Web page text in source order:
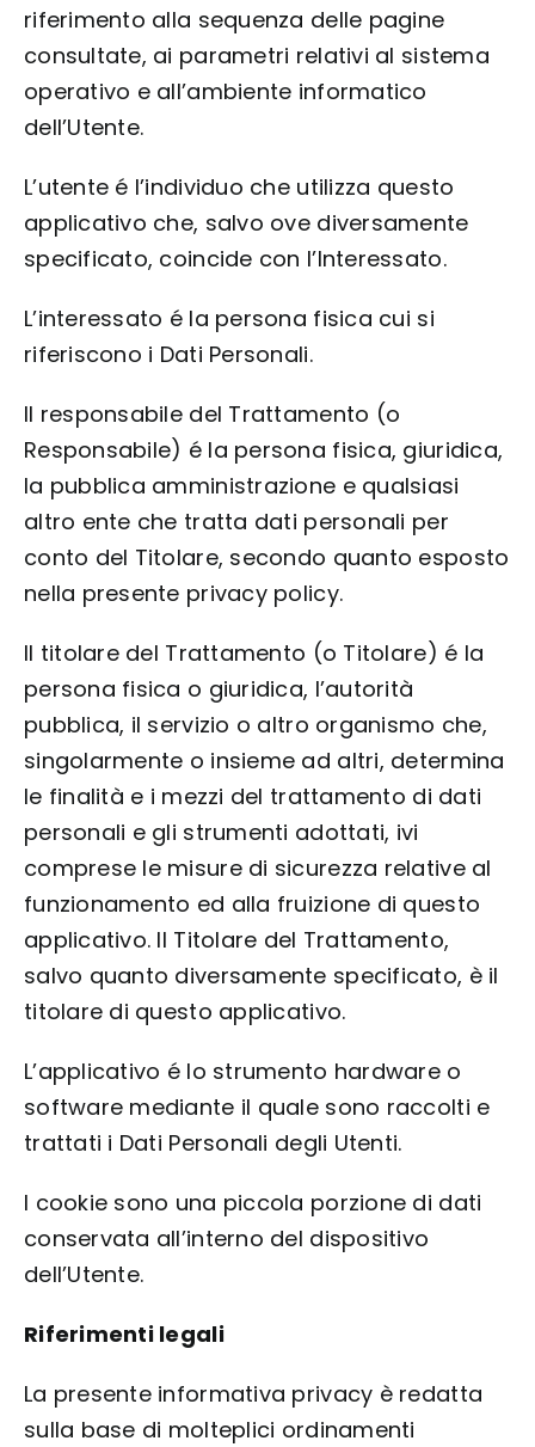
riferimento alla sequenza delle pagine
consultate, ai parametri relativi al sistema
operativo e all’ambiente informatico
dell’Utente.
L’utente é l’individuo che utilizza questo
applicativo che, salvo ove diversamente
specificato, coincide con l’Interessato.
L’interessato é la persona fisica cui si
riferiscono i Dati Personali.
Il responsabile del Trattamento (o
Responsabile) é la persona fisica, giuridica,
la pubblica amministrazione e qualsiasi
altro ente che tratta dati personali per
conto del Titolare, secondo quanto esposto
nella presente privacy policy.
Il titolare del Trattamento (o Titolare) é la
persona fisica o giuridica, l’autorità
pubblica, il servizio o altro organismo che,
singolarmente o insieme ad altri, determina
le finalità e i mezzi del trattamento di dati
personali e gli strumenti adottati, ivi
comprese le misure di sicurezza relative al
funzionamento ed alla fruizione di questo
applicativo. Il Titolare del Trattamento,
salvo quanto diversamente specificato, è il
titolare di questo applicativo.
L’applicativo é lo strumento hardware o
software mediante il quale sono raccolti e
trattati i Dati Personali degli Utenti.
I cookie sono una piccola porzione di dati
conservata all’interno del dispositivo
dell’Utente.
Riferimenti legali
La presente informativa privacy è redatta
sulla base di molteplici ordinamenti